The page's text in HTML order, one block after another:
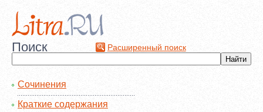
Поиск Расширенный поиск
Сочинения
Краткие содержания